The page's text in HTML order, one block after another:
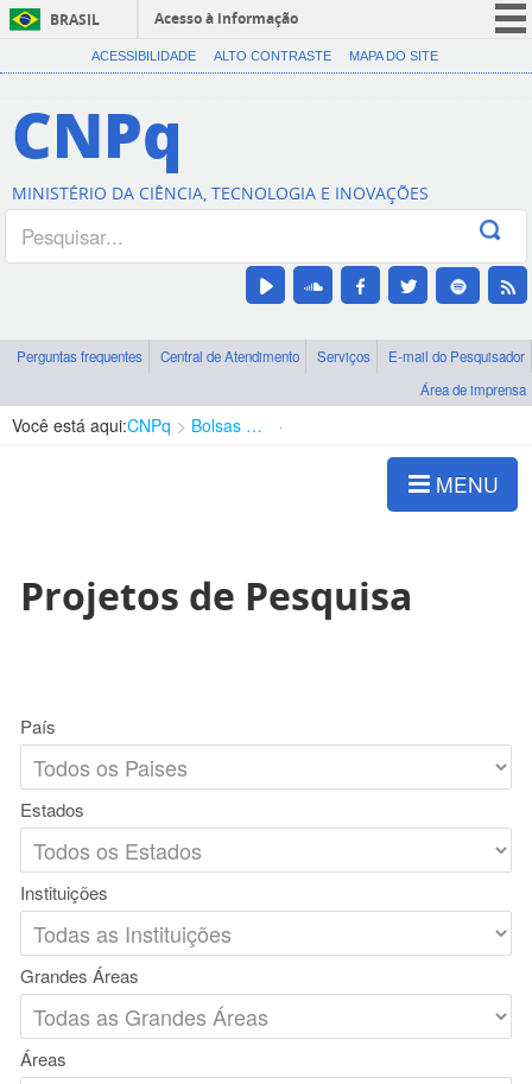
BRASIL
Acesso à informação
CORONAVÍRUS (COVID-19)
Canais
ACESSIBILIDADE ALTO CONTRASTE MAPA DO SITE
CNPq
MINISTÉRIO DA CIÊNCIA, TECNOLOGIA E INOVAÇÕES
Perguntas frequentes Central de Atendimento Serviços
E-mail do Pesquisador
Área de imprensa
Você está aqui:CNPq Bolsas e Auxílios Vigentes
MENU
Projetos de Pesquisa
País
Estados
Instituições
Grandes Áreas
Áreas